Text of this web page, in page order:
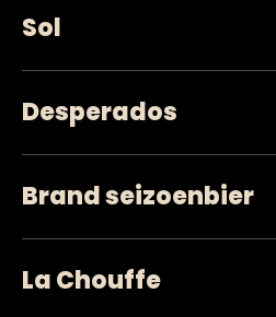
Sol
Desperados
Brand seizoenbier
La Chouffe